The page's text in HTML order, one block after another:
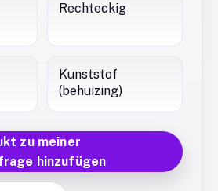
Rechteckig
Kunststof
(behuizing)
zu meiner
hinzufügen